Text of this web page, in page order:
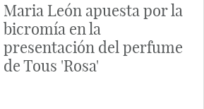
Maria León apuesta por la
bicromía en la
presentación del perfume
de Tous 'Rosa'